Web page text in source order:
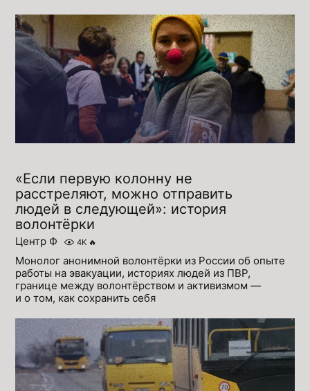
«Если первую колонну не
расстреляют, можно отправить
людей в следующей»: история
волонтёрки
Центр Ф 4K 🔥
Монолог анонимной волонтёрки из России об опыте
работы на эвакуации, историях людей из ПВР,
границе между волонтёрством и активизмом —
и о том, как сохранить себя